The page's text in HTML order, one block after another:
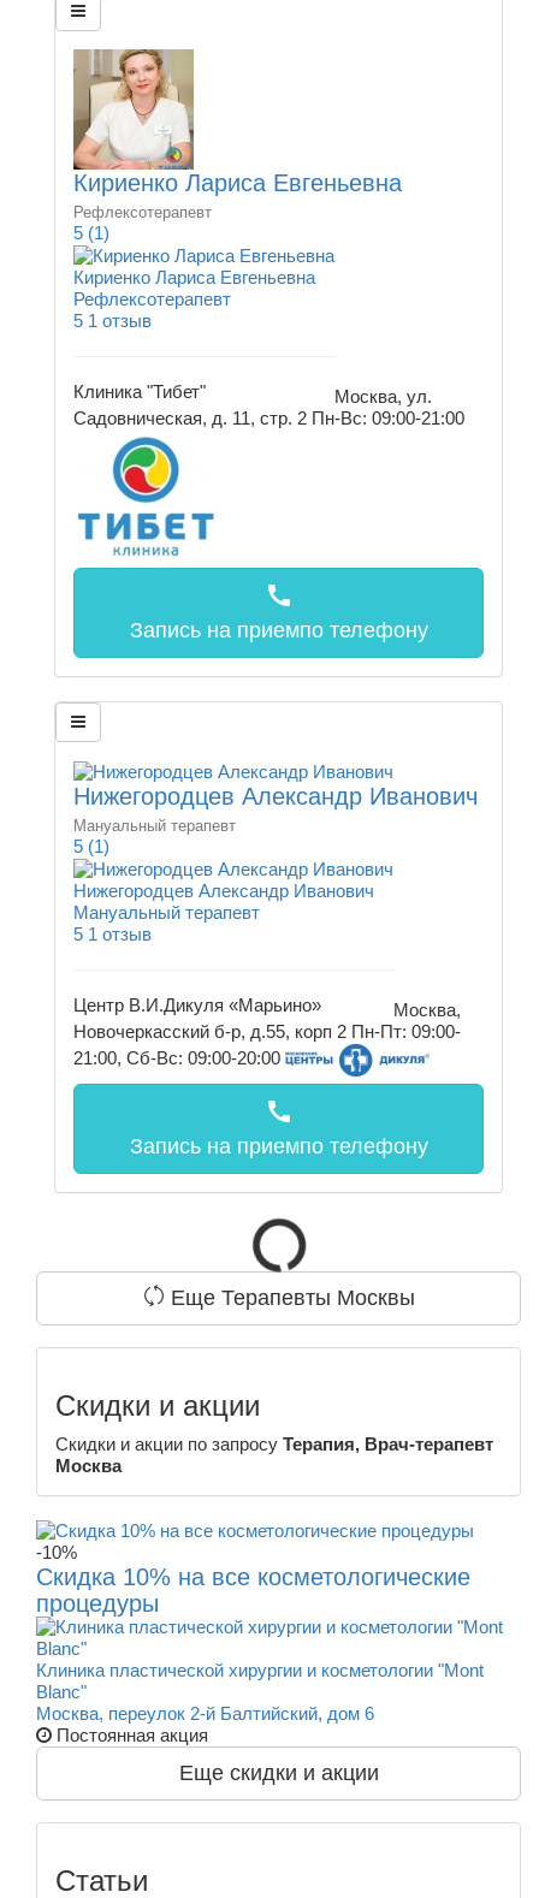
Кириенко Лариса Евгеньевна
Рефлексотерапевт
5 (1)
Кириенко Лариса Евгеньевна
Рефлексотерапевт
5 1 отзыв
Клиника "Тибет"
Москва, ул.
Садовническая, д. 11, стр. 2 Пн-Вс: 09:00-21:00
call
Запись на приемпо телефону
Нижегородцев Александр Иванович
Мануальный терапевт
5 (1)
Нижегородцев Александр Иванович
Мануальный терапевт
5 1 отзыв
Центр В.И.Дикуля «Марьино»
Москва,
Новочеркасский б-р, д.55, корп 2 Пн-Пт: 09:00-
21:00, Сб-Вс: 09:00-20:00
call
Запись на приемпо телефону
Еще Терапевты Москвы
Скидки и акции
Скидки и акции по запросу Терапия, Врач-терапевт
Москва
-10%
Скидка 10% на все косметологические
процедуры
Клиника пластической хирургии и косметологии "Mont
Blanc"
Москва, переулок 2-й Балтийский, дом 6
Постоянная акция
Еще скидки и акции
Статьи